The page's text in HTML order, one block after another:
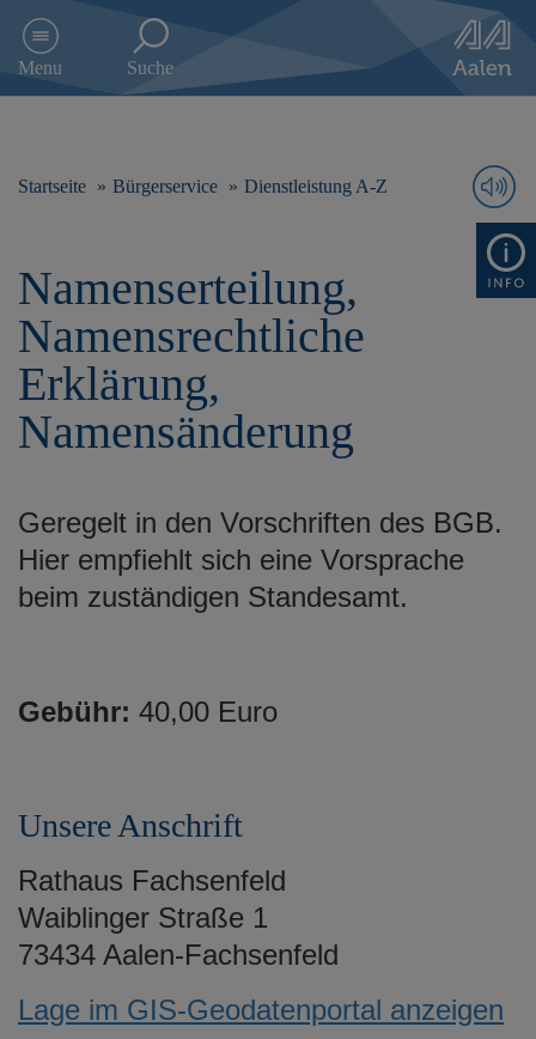
e
Menu Suche
Startseite Bürgerservice Dienstleistung A-Z
Namenserteilung,
Namensrechtliche
Erklärung,
Namensänderung
Geregelt in den Vorschriften des BGB.
Hier empfiehlt sich eine Vorsprache
beim zuständigen Standesamt.
Gebühr: 40,00 Euro
Unsere Anschrift
Rathaus Fachsenfeld
Waiblinger Straße 1
73434 Aalen-Fachsenfeld
Lage im GIS-Geodatenportal anzeigen